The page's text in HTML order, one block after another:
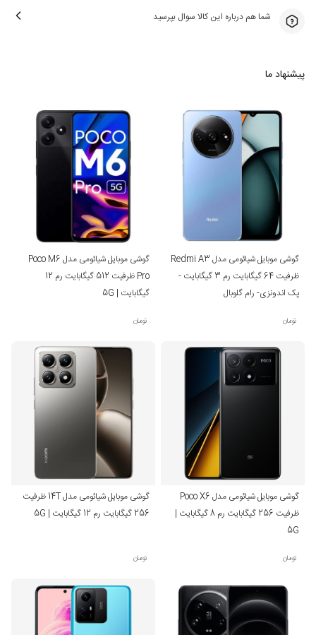
شما هم درباره این کالا سوال بپرسید
پیشنهاد ما
گوشی موبایل شیائومی مدل Redmi A3
ظرفیت 64 گیگابایت رم 3 گیگابایت -
پک اندونزی- رام گلوبال
تومان
گوشی موبایل شیائومی مدل Poco M6
Pro ظرفیت 512 گیگابایت رم 12
گیگابایت | 5G
تومان
گوشی موبایل شیائومی مدل Poco X6
ظرفیت 256 گیگابایت رم 8 گیگابایت |
5G
تومان
گوشی موبایل شیائومی مدل 14T ظرفیت
256 گیگابایت رم 12 گیگابایت | 5G
تومان